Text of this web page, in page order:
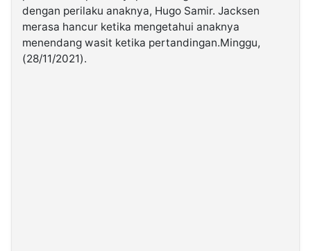
Kabarbaru.co
2026
dengan perilaku anaknya, Hugo Samir. Jacksen
merasa hancur ketika mengetahui anaknya
menendang wasit ketika pertandingan.Minggu,
(28/11/2021).